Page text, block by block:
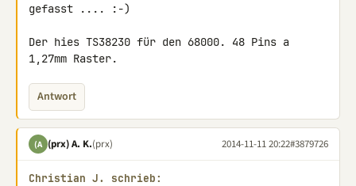
gefasst .... :-)
Der hies TS38230 für den 68000. 48 Pins a
1,27mm Raster.
Antwort
(A (prx) A. K.(prx) 2014-11-11 20:22#3879726
Christian J. schrieb: